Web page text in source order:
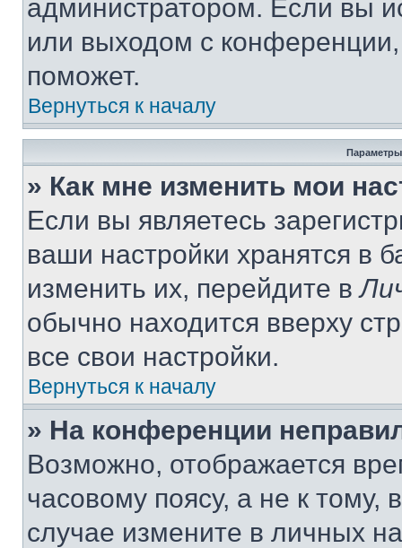
администратором. Если вы
или выходом с
поможет.
Вернуться к началу
Параметры
» Как мне изменить мои
Если вы являетесь
ваши настройки хранятся в
изменить их, перейдите в
обычно находится вверху
все свои настройки.
Вернуться к началу
» На конференции
Возможно, отображается
часовому поясу, а не к тому,
случае измените в личных